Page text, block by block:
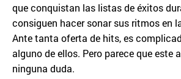
que conquistan las listas de éxitos
consiguen hacer sonar sus ritmos en
Ante tanta oferta de hits, es
alguno de ellos. Pero parece que este
ninguna duda.